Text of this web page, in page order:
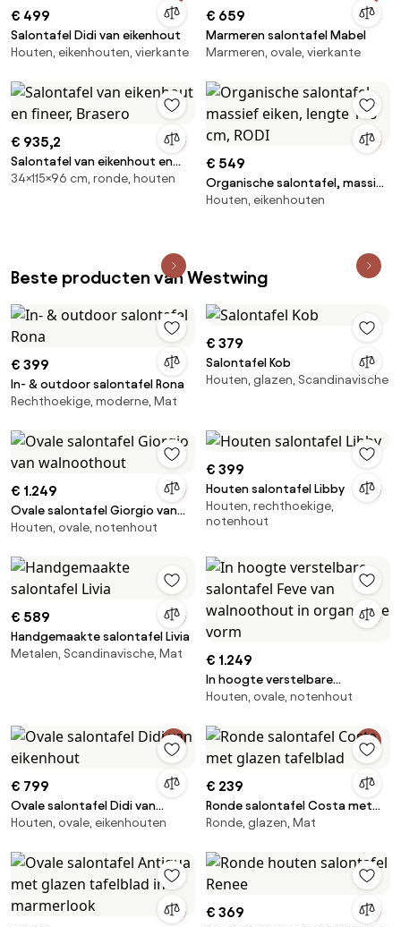
€ 499
Salontafel Didi van eikenhout
Houten, eikenhouten, vierkante
€ 659
Marmeren salontafel Mabel
Marmeren, ovale, vierkante
€ 935,2
Salontafel van eikenhout en
fineer, Brasero
34×115×96 cm, ronde, houten
€ 549
Organische salontafel, massief
eiken, lengte 118 cm, RODI
Houten, eikenhouten
Beste producten van Westwing
€ 399
In- & outdoor salontafel Rona
Rechthoekige, moderne, Mat
€ 379
Salontafel Kob
Houten, glazen, Scandinavische
€ 1.249
Ovale salontafel Giorgio van
walnoothout
Houten, ovale, notenhout
€ 399
Houten salontafel Libby
Houten, rechthoekige,
notenhout
€ 589
Handgemaakte salontafel Livia
Metalen, Scandinavische, Mat
€ 1.249
In hoogte verstelbare
salontafel Feve van
vorm
Houten, ovale, notenhout
€ 799
Ovale salontafel Didi van
eikenhout
Houten, ovale, eikenhouten
€ 239
Ronde salontafel Costa met
glazen tafelblad
Ronde, glazen, Mat
€ 369